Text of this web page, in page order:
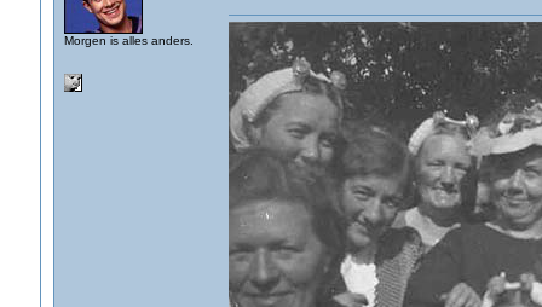
Morgen is alles anders.